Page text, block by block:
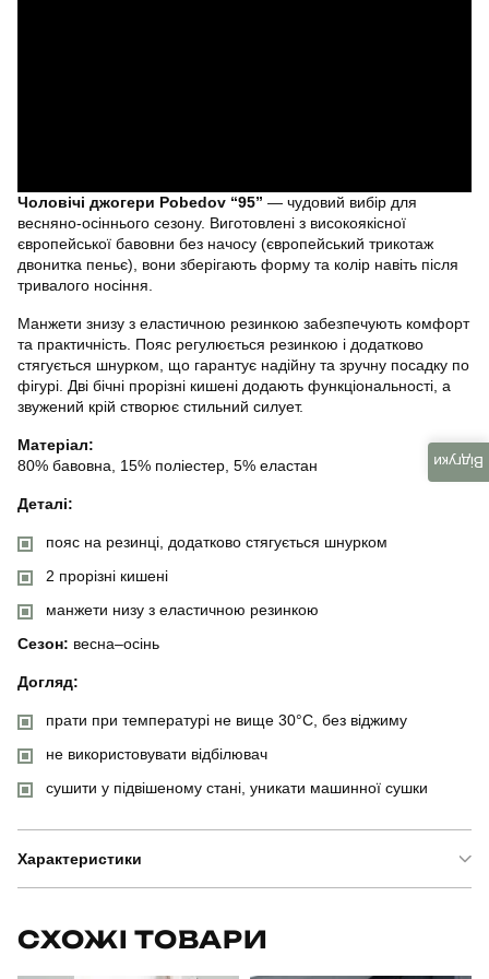
Чоловічі джогери Pobedov “95” — чудовий вибір для
весняно-осіннього сезону. Виготовлені з високоякісної
європейської бавовни без начосу (європейський трикотаж
двонитка пеньє), вони зберігають форму та колір навіть після
тривалого носіння.
Манжети знизу з еластичною резинкою забезпечують комфорт
та практичність. Пояс регулюється резинкою і додатково
стягується шнурком, що гарантує надійну та зручну посадку по
фігурі. Дві бічні прорізні кишені додають функціональності, а
звужений крій створює стильний силует.
Матеріал:
80% бавовна, 15% поліестер, 5% еластан
Деталі:
пояс на резинці, додатково стягується шнурком
2 прорізні кишені
манжети низу з еластичною резинкою
Сезон: весна–осінь
Догляд:
прати при температурі не вище 30°C, без віджиму
не використовувати відбілювач
сушити у підвішеному стані, уникати машинної сушки
Характеристики
СХОЖІ ТОВАРИ
Відгуки